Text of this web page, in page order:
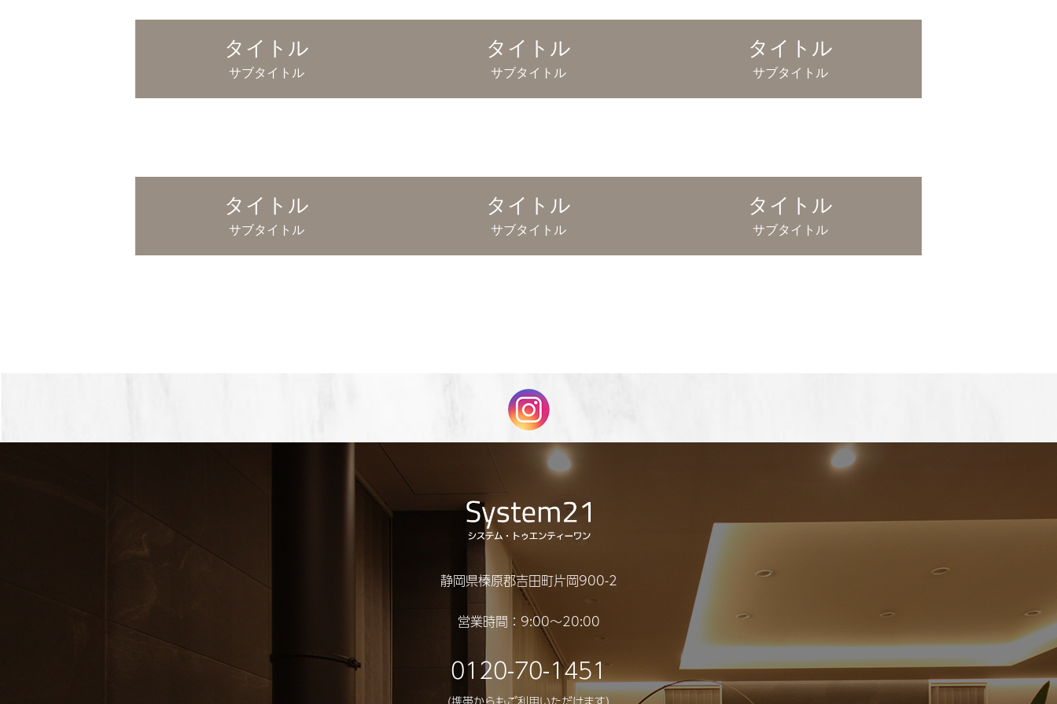
タイトル
サブタイトル
タイトル
サブタイトル
タイトル
サブタイトル
タイトル
サブタイトル
タイトル
サブタイトル
タイトル
サブタイトル
静岡県榛原郡吉田町片岡900-2
営業時間：9:00〜20:00
0120-70-1451